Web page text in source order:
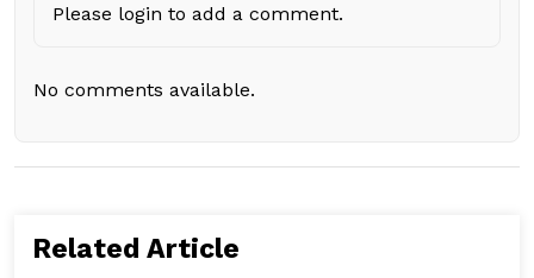
Please login to add a comment.
No comments available.
Related Article